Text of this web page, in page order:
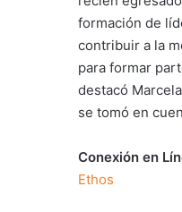
formación de
contribuir a la
para formar
destacó
se tomó en
Conexión en
Ethos